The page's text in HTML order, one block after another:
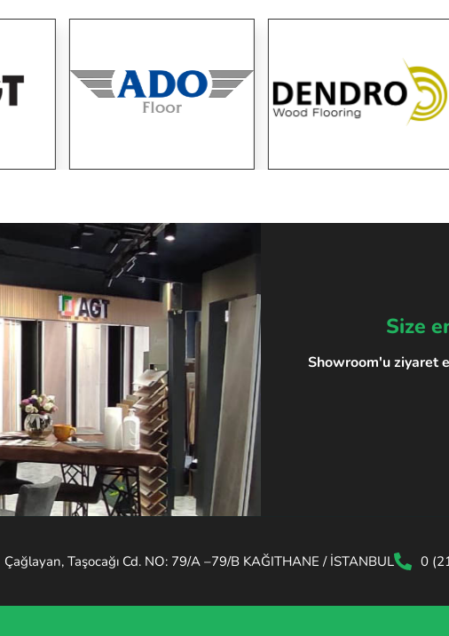
Size
Showroom'u ziyaret
Çağlayan, Taşocağı Cd. NO: 79/A –79/B KAĞITHANE / İSTANBUL 0